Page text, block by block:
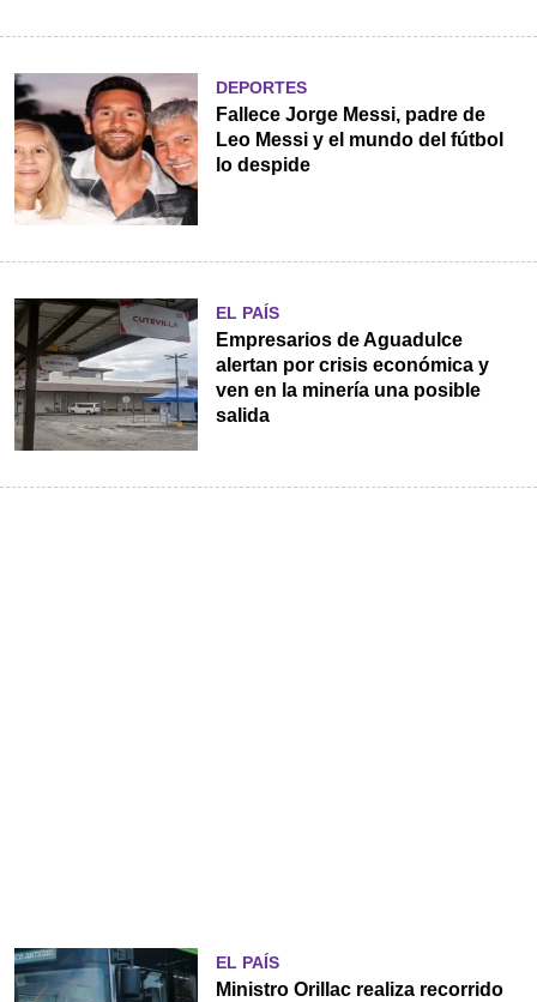
DEPORTES
Fallece Jorge Messi, padre de
Leo Messi y el mundo del fútbol
lo despide
EL PAÍS
Empresarios de Aguadulce
alertan por crisis económica y
ven en la minería una posible
salida
EL PAÍS
Ministro Orillac realiza recorrido